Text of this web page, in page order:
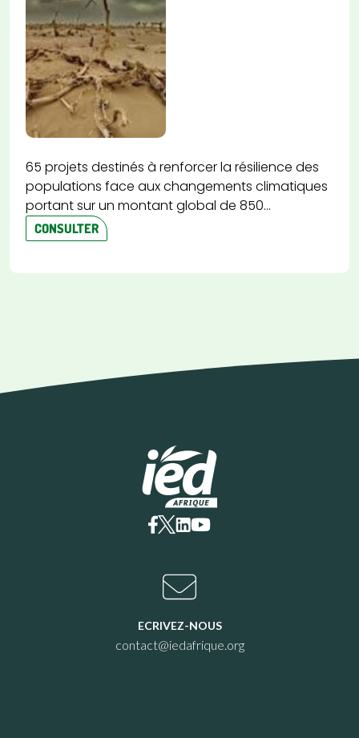
65 projets destinés à renforcer la résilience des
populations face aux changements climatiques
portant sur un montant global de 850...
CONSULTER
ECRIVEZ-NOUS
contact@iedafrique.org